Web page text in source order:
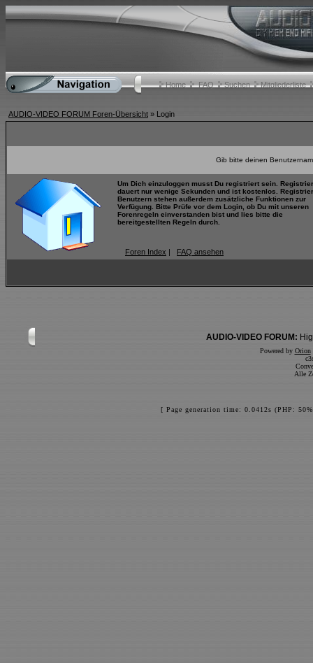
Home FAQ Suchen Mitgliederliste
AUDIO-VIDEO FORUM Foren-Übersicht » Login
Gib bitte deinen
Um Dich einzuloggen musst Du registriert sein.
dauert nur wenige Sekunden und ist kostenlos.
Benutzern stehen außerdem zusätzliche Funktionen zur
Verfügung. Bitte Prüfe vor dem Login, ob Du mit unseren
Forenregeln einverstanden bist und lies bitte die
bereitgestellten Regeln durch.
Foren Index | FAQ ansehen
AUDIO-VIDEO FORUM:
Powered by Orion
Alle
[ Page generation time: 0.0412s (PHP: